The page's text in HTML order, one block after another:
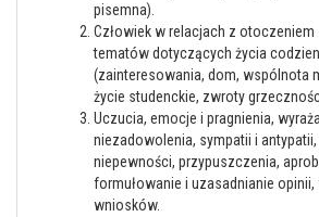
pisemna).
Człowiek w relacjach z otoczeniem
tematów dotyczących życia
(zainteresowania, dom, wspólnota
życie studenckie, zwroty
Uczucia, emocje i pragnienia,
niezadowolenia, sympatii i
niepewności, przypuszczenia,
formułowanie i uzasadnianie opinii,
wniosków.